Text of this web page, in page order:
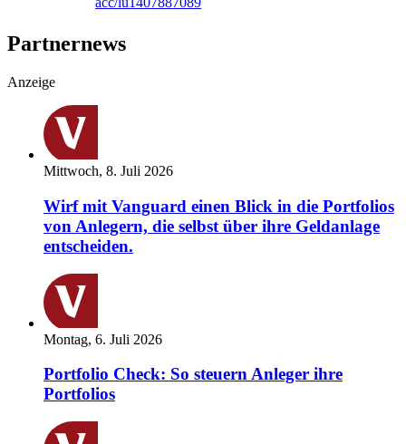
Partnernews
Anzeige
Mittwoch, 8. Juli 2026
Wirf mit Vanguard einen Blick in die Portfolios
von Anlegern, die selbst über ihre Geldanlage
entscheiden.
Montag, 6. Juli 2026
Portfolio Check: So steuern Anleger ihre
Portfolios